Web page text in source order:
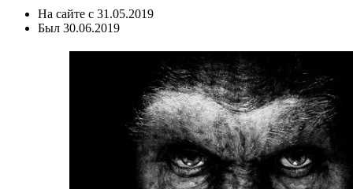
На сайте с 31.05.2019
Был 30.06.2019